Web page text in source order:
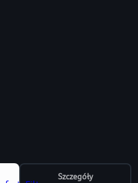
Szczegóły